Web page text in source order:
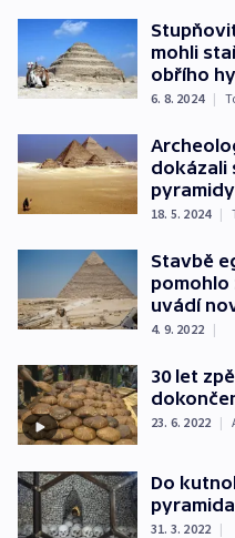
mohli
obřího
6. 8. 2024 |
dokázali
pyramidy
18. 5. 2024 |
Stavbě
pomohlo
uvádí
4. 9. 2022 |
30 let
23. 6. 2022 |
Do
31. 3. 2022 |